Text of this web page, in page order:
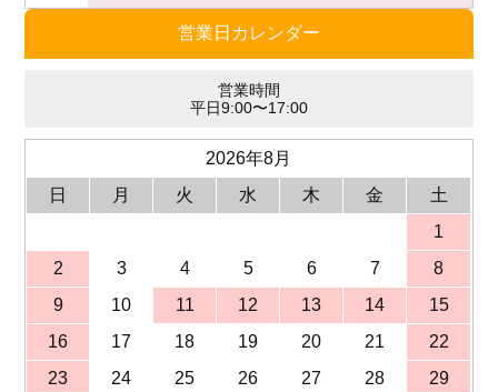
営業日カレンダー
営業時間
平日9:00〜17:00
2026年8月
日
月 火 水 木 金
土
1
2
3 4 5 6 7
8
9
10 11 12 13 14
15
16
17 18 19 20 21
22
23
24 25 26 27 28
29